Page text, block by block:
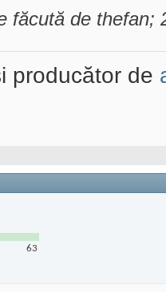
făcută de thefan;
producător de
63